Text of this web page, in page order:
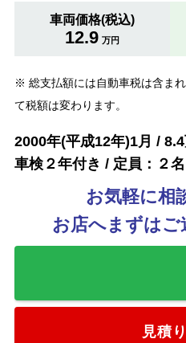
車両価格(税込)
12.9 万円
※ 総支払額には自動車税は含ま
て税額は変わります。
2000年(平成12年)1月 /
車検２年付き / 定員：２名
お気軽に相
お店へまずはご
見積